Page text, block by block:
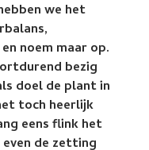
we het
noem maar op.
bezig
doel de plant in
toch heerlijk
eens flink het
de zetting